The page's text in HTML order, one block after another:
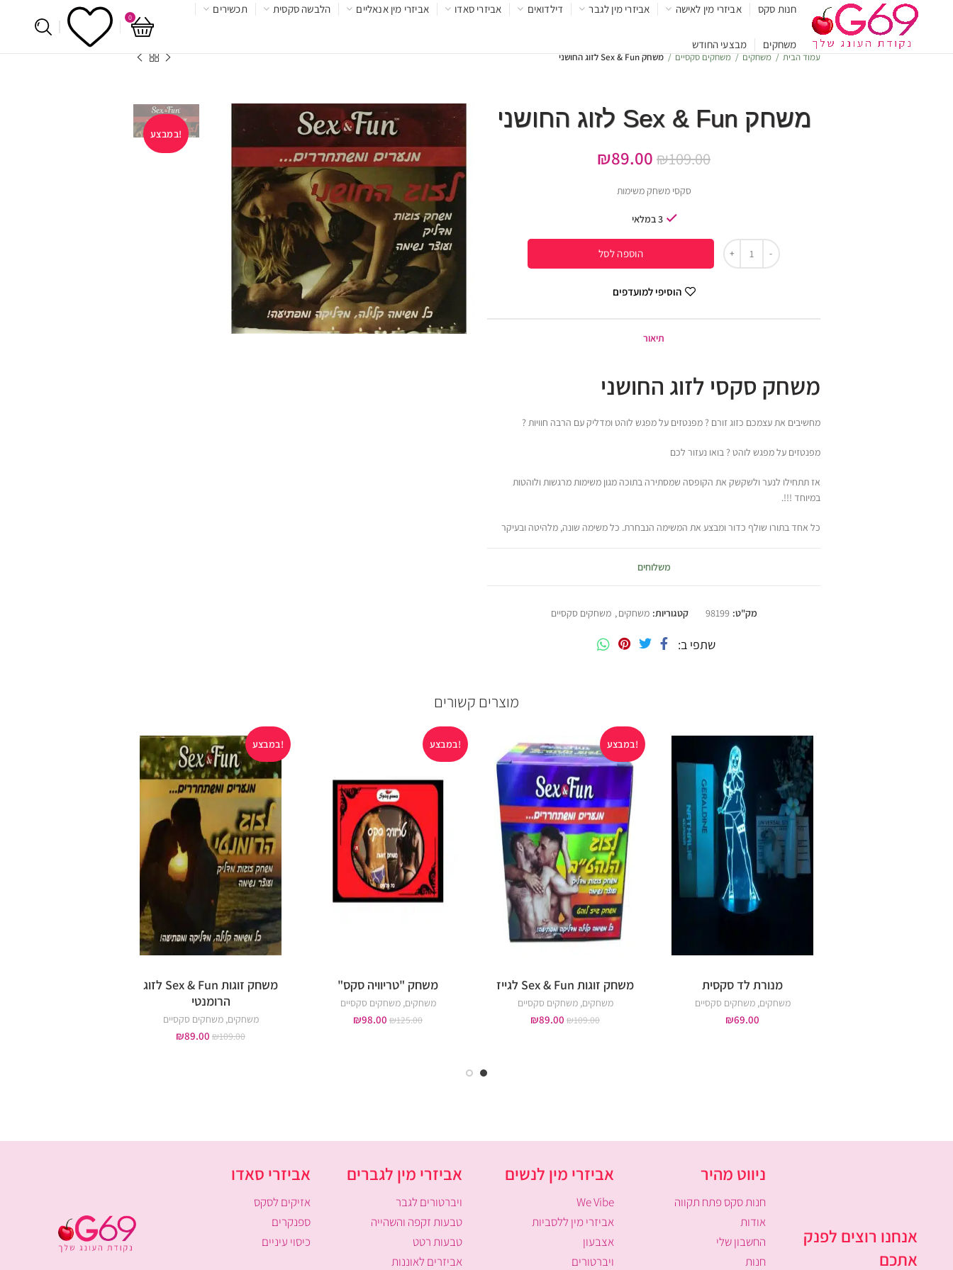
חנות סקס אביזרי מין לאישה אביזרי מין לגבר דילדואים אביזרי סאדו אביזרי מין אנאליים הלבשה סקסית תכשירים
משחקים מבצעי החודש
0
עמוד הבית משחקים משחקים סקסיים משחק Sex & Fun לזוג החושני
במבצע!
משחק Sex & Fun לזוג החושני
₪109.00
₪89.00
סקסי משחק משימות
3 במלאי
הוספה לסל
הוסיפי למועדפים
תיאור
משחק סקסי לזוג החושני
מחשיבים את עצמכם כזוג זורם ? מפנטזים על מפגש לוהט ומדליק עם הרבה חוויות ?
מפנטזים על מפגש לוהט ? בואו נעזור לכם
אז תתחילו לנער ולשקשק את הקופסה שמסתירה בתוכה מגון משימות מרגשות ולוהטות
במיוחד !!!.
כל אחד בתורו שולף כדור ומבצע את המשימה הנבחרת. כל משימה שונה, מלהיטה ובעיקר
משחק שכולו משימות של חוויות ומשימות מסעירות במיוחד.
שתפתחו את הקופסא תדלק לכם תאורה בצבע אדום כגוון צבע הקופסא דבר שיוסיף
לאווירה ויחדד את החושים.
ברגע שתסגרו את הקופסא האור ייסגר באופן אוטומטי.
בכל קופסא 13 כדורים המכילים בתוכם משימות שונות, מדליקות ומסעירות..
משקשקים את הקופסא , כל אחד בתורו שולף כדור בוחר את המשימה ( 3 משימות
לבחירה בכל כדור)
כל משימה שונה ,מדליקה וסוערת במיוחד.
משלוחים
מק"ט: 98199 קטגוריות: משחקים, משחקים סקסיים
שתפי ב
מוצרים קשורים
מנורת לד סקסית
משחקים,משחקים סקסיים
₪69.00
במבצע!
משחק זוגות Sex & Fun לגייז
משחקים,משחקים סקסיים
₪109.00
₪89.00
במבצע!
משחק "טריוויה סקס"
משחקים,משחקים סקסיים
₪125.00
₪98.00
במבצע!
משחק זוגות Sex & Fun לזוג
הרומנטי
משחקים,משחקים סקסיים
₪109.00
₪89.00
אנחנו רוצים לפנק
אתכם
ניווט מהיר
חנות סקס פתח תקווה
אודות
החשבון שלי
חנות
אביזרי מין לנשים
We Vibe
אביזרי מין ללסביות
אצבעון
ויברטורים
אביזרי מין לגברים
ויברטורים לגבר
טבעות זקפה והשהייה
טבעות רטט
אביזרים לאוננות
אביזרי סאדו
אזיקים לסקס
ספנקרים
כיסוי עיניים